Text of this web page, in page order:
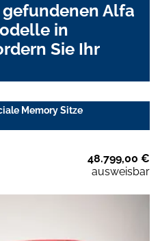
Alfa
in
Sie Ihr
Memory Sitze
48.799,00 €
ausweisbar